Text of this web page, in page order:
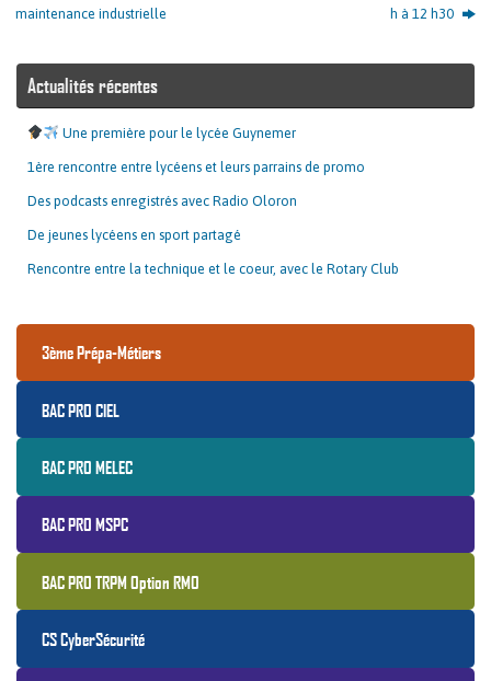
maintenance industrielle
h à 12 h30
Actualités récentes
Une première pour le lycée Guynemer
1ère rencontre entre lycéens et leurs parrains de promo
Des podcasts enregistrés avec Radio Oloron
De jeunes lycéens en sport partagé
Rencontre entre la technique et le coeur, avec le Rotary Club
3ème Prépa-Métiers
BAC PRO CIEL
BAC PRO MELEC
BAC PRO MSPC
BAC PRO TRPM Option RMO
CS CyberSécurité